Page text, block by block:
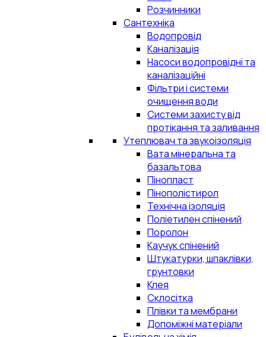
Розчинники
Сантехніка
Водопровід
Каналізація
Насоси водопровідні та
каналізаційні
Фільтри і системи
очищення води
Системи захисту від
протікання та заливання
Утеплювач та звукоізоляція
Вата мінеральна та
базальтова
Пінопласт
Пінополістирол
Технічна ізоляція
Поліетилен спінений
Поролон
Каучук спінений
Штукатурки, шпаклівки,
грунтовки
Клея
Склосітка
Плівки та мембрани
Допоміжні матеріали